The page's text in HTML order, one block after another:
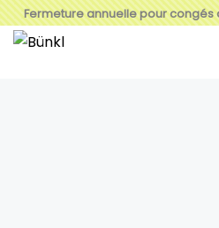
Fermeture annuelle pour congés